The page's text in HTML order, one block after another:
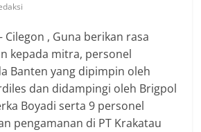
Cilegon , Guna berikan rasa
kepada mitra, personel
Banten yang dipimpin oleh
dan didampingi oleh Brigpol
Boyadi serta 9 personel
pengamanan di PT Krakatau